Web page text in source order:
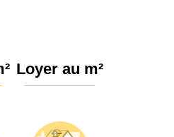
Loyer au m²